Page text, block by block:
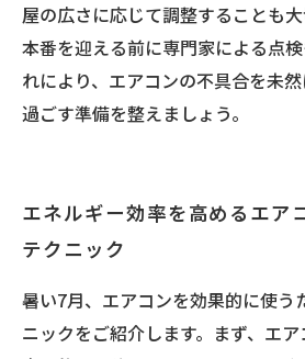
屋の広さに応じて調整することも
本番を迎える前に専門家による点
れにより、エアコンの不具合を未
過ごす準備を整えましょう。
エネルギー効率を高めるエア
テクニック
暑い7月、エアコンを効果的に使う
ニックをご紹介します。まず、エ